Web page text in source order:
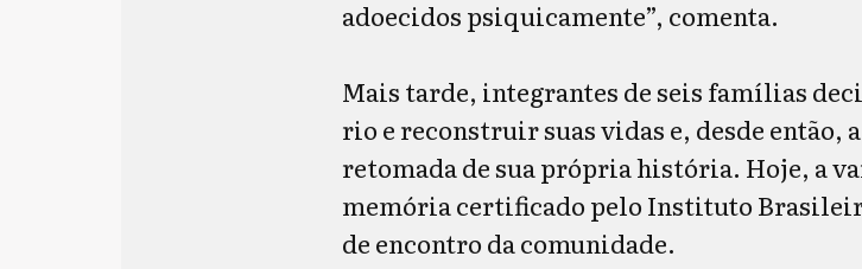
adoecidos psiquicamente”, comenta.
Mais tarde, integrantes de seis famílias
rio e reconstruir suas vidas e, desde então,
retomada de sua própria história. Hoje, a
memória certificado pelo Instituto
de encontro da comunidade.